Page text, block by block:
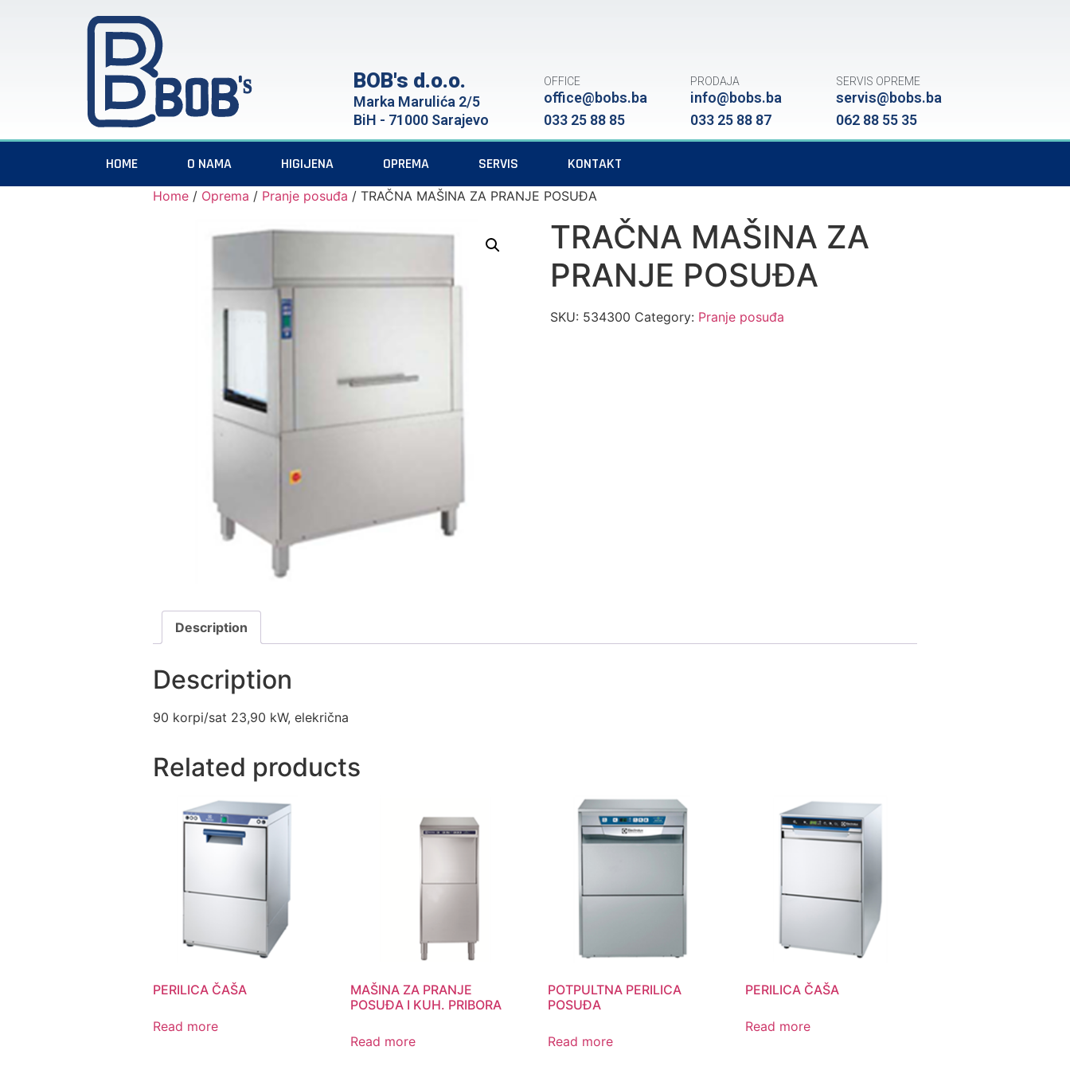
BOB's d.o.o.
Marka Marulića 2/5
BiH - 71000 Sarajevo
OFFICE
office@bobs.ba
033 25 88 85
PRODAJA
info@bobs.ba
033 25 88 87
SERVIS OPREME
servis@bobs.ba
062 88 55 35
HOME O NAMA HIGIJENA OPREMA SERVIS KONTAKT
Home / Oprema / Pranje posuđa / TRAČNA MAŠINA ZA PRANJE POSUĐA
TRAČNA MAŠINA ZA
PRANJE POSUĐA
SKU: 534300 Category: Pranje posuđa
Description
Description
90 korpi/sat 23,90 kW, elekrična
Related products
PERILICA ČAŠA
Read more
MAŠINA ZA PRANJE
POSUĐA I KUH. PRIBORA
Read more
POTPULTNA PERILICA
POSUĐA
Read more
PERILICA ČAŠA
Read more